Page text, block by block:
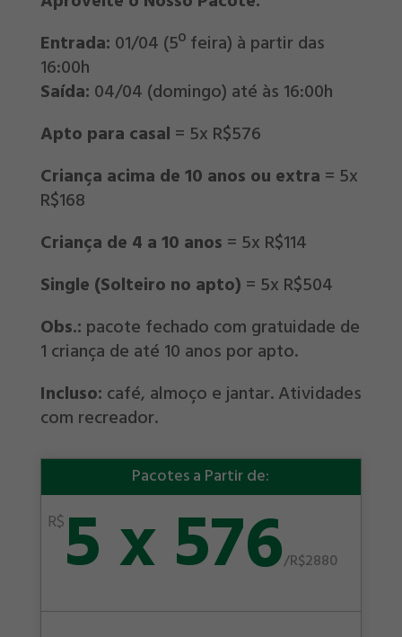
Entrada: 01/04 (5º feira) à partir das
16:00h
Saída: 04/04 (domingo) até às 16:00h
Apto para casal = 5x R$576
Criança acima de 10 anos ou extra = 5x
R$168
Criança de 4 a 10 anos = 5x R$114
Single (Solteiro no apto) = 5x R$504
Obs.: pacote fechado com gratuidade de
1 criança de até 10 anos por apto.
Incluso: café, almoço e jantar. Atividades
com recreador.
Pacotes a Partir de:
R$5 x 576/R$2880